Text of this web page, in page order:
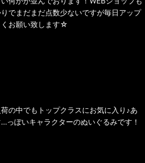
でまだまだ点数少ないですが毎日アップ
くお願い致します☆
の中でもトップクラスにお気に入り♪あ
っぽいキャラクターのぬいぐるみです！